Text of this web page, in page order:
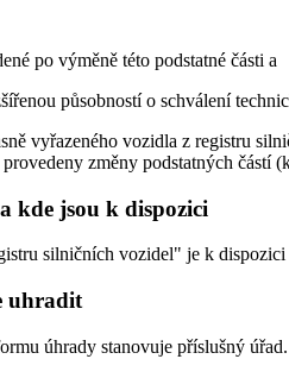
po výměně této podstatné části a
působností o schválení
vyřazeného vozidla z registru
změny podstatných částí
kde jsou k dispozici
silničních vozidel" je k
uhradit
úhrady stanovuje příslušný úřad.